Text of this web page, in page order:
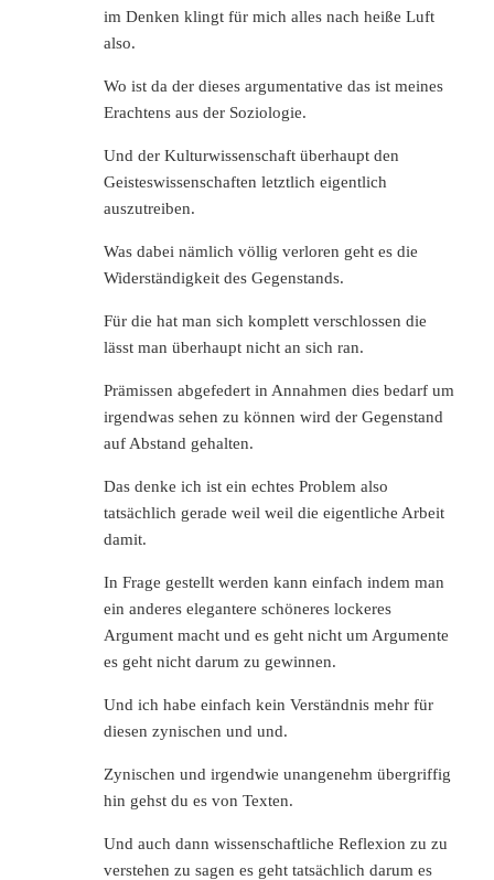
im Denken klingt für mich alles nach heiße Luft
also.
Wo ist da der dieses argumentative das ist meines
Erachtens aus der Soziologie.
Und der Kulturwissenschaft überhaupt den
Geisteswissenschaften letztlich eigentlich
auszutreiben.
Was dabei nämlich völlig verloren geht es die
Widerständigkeit des Gegenstands.
Für die hat man sich komplett verschlossen die
lässt man überhaupt nicht an sich ran.
Prämissen abgefedert in Annahmen dies bedarf um
irgendwas sehen zu können wird der Gegenstand
auf Abstand gehalten.
Das denke ich ist ein echtes Problem also
tatsächlich gerade weil weil die eigentliche Arbeit
damit.
In Frage gestellt werden kann einfach indem man
ein anderes elegantere schöneres lockeres
Argument macht und es geht nicht um Argumente
es geht nicht darum zu gewinnen.
Und ich habe einfach kein Verständnis mehr für
diesen zynischen und und.
Zynischen und irgendwie unangenehm übergriffig
hin gehst du es von Texten.
Und auch dann wissenschaftliche Reflexion zu zu
verstehen zu sagen es geht tatsächlich darum es